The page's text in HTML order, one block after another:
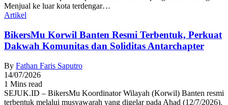
Menjual ke luar kota terdengar…
Artikel
BikersMu Korwil Banten Resmi Terbentuk, Perkuat
Dakwah Komunitas dan Soliditas Antarchapter
By Fathan Faris Saputro
14/07/2026
1 Mins read
SEJUK.ID – BikersMu Koordinator Wilayah (Korwil) Banten resmi
terbentuk melalui musyawarah yang digelar pada Ahad (12/7/2026).